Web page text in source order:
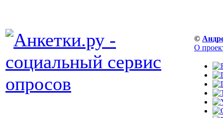
©
О